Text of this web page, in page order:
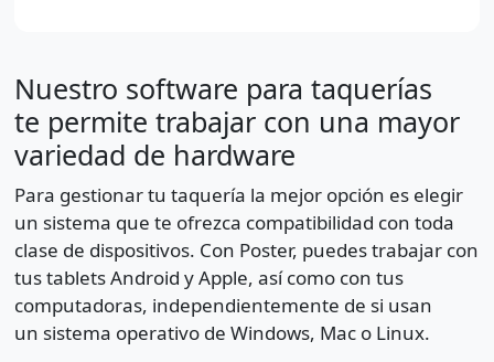
Nuestro software para taquerías
te permite trabajar con una mayor
variedad de hardware
Para gestionar tu taquería la mejor opción es elegir
un sistema que te ofrezca compatibilidad con toda
clase de dispositivos. Con Poster, puedes trabajar con
tus tablets Android y Apple, así como con tus
computadoras, independientemente de si usan
un sistema operativo de Windows, Mac o Linux.